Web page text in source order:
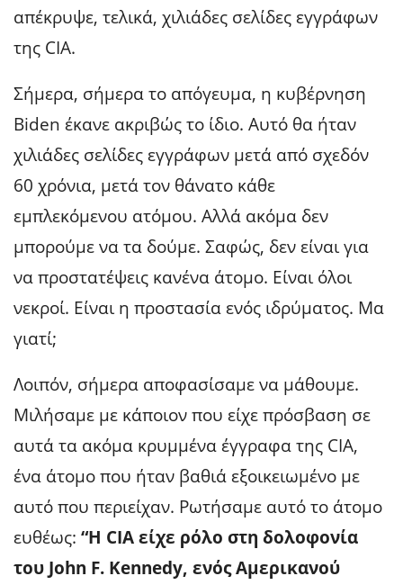
απέκρυψε, τελικά, χιλιάδες σελίδες εγγράφων
της CIA.
Σήμερα, σήμερα το απόγευμα, η κυβέρνηση
Biden έκανε ακριβώς το ίδιο. Αυτό θα ήταν
χιλιάδες σελίδες εγγράφων μετά από σχεδόν
60 χρόνια, μετά τον θάνατο κάθε
εμπλεκόμενου ατόμου. Αλλά ακόμα δεν
μπορούμε να τα δούμε. Σαφώς, δεν είναι για
να προστατέψεις κανένα άτομο. Είναι όλοι
νεκροί. Είναι η προστασία ενός ιδρύματος. Μα
γιατί;
Λοιπόν, σήμερα αποφασίσαμε να μάθουμε.
Μιλήσαμε με κάποιον που είχε πρόσβαση σε
αυτά τα ακόμα κρυμμένα έγγραφα της CIA,
ένα άτομο που ήταν βαθιά εξοικειωμένο με
αυτό που περιείχαν. Ρωτήσαμε αυτό το άτομο
ευθέως: “Η CIA είχε ρόλο στη δολοφονία
του John F. Kennedy, ενός Αμερικανού